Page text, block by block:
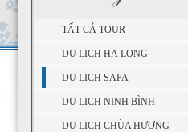
TẤT CẢ TOUR
DU LỊCH HẠ LONG
DU LỊCH SAPA
DU LỊCH NINH BÌNH
DU LỊCH CHÙA HƯƠNG